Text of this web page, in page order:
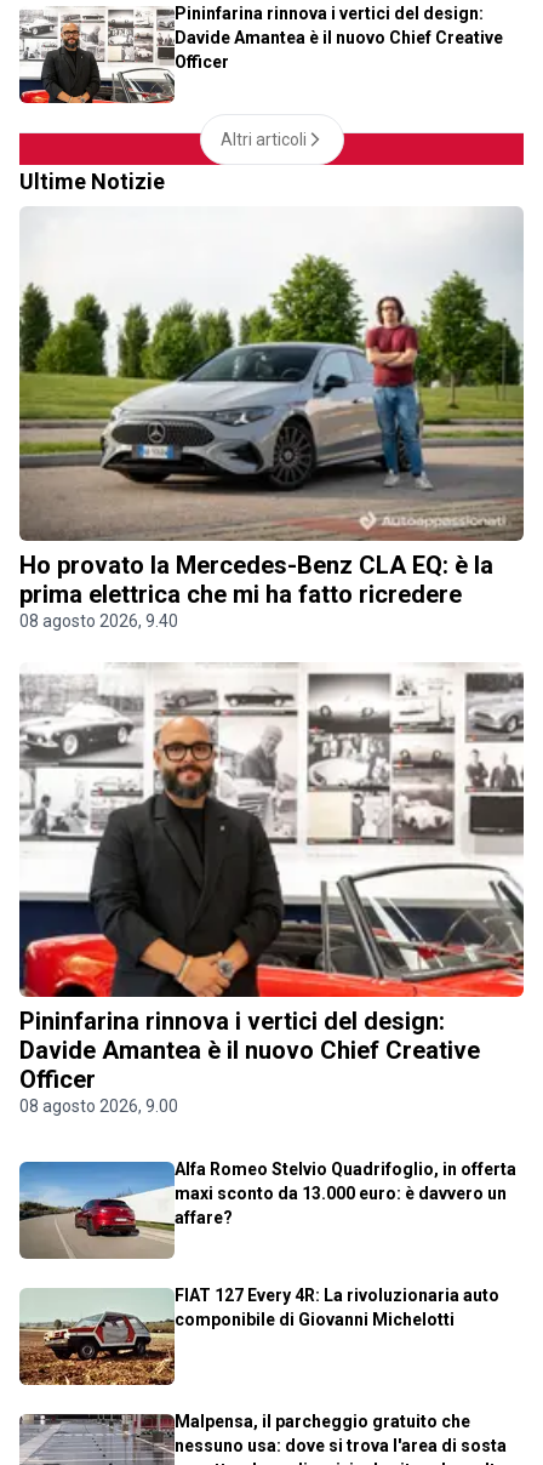
Pininfarina rinnova i vertici del design:
Davide Amantea è il nuovo Chief Creative
Officer
Altri articoli
Ultime Notizie
Ho provato la Mercedes-Benz CLA EQ: è la
prima elettrica che mi ha fatto ricredere
08 agosto 2026, 9.40
Pininfarina rinnova i vertici del design:
Davide Amantea è il nuovo Chief Creative
Officer
08 agosto 2026, 9.00
Alfa Romeo Stelvio Quadrifoglio, in offerta
maxi sconto da 13.000 euro: è davvero un
affare?
FIAT 127 Every 4R: La rivoluzionaria auto
componibile di Giovanni Michelotti
Malpensa, il parcheggio gratuito che
nessuno usa: dove si trova l'area di sosta